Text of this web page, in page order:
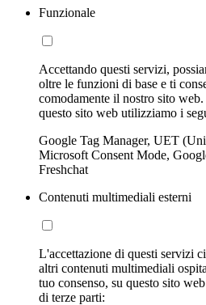
Funzionale
Accettando questi servizi,
oltre le funzioni di base e ti
comodamente il nostro sito
questo sito web utilizziamo i
Google Tag Manager, UET
Microsoft Consent Mode,
Freshchat
Contenuti multimediali esterni
L'accettazione di questi servizi
altri contenuti multimediali
tuo consenso, su questo sito
di terze parti: